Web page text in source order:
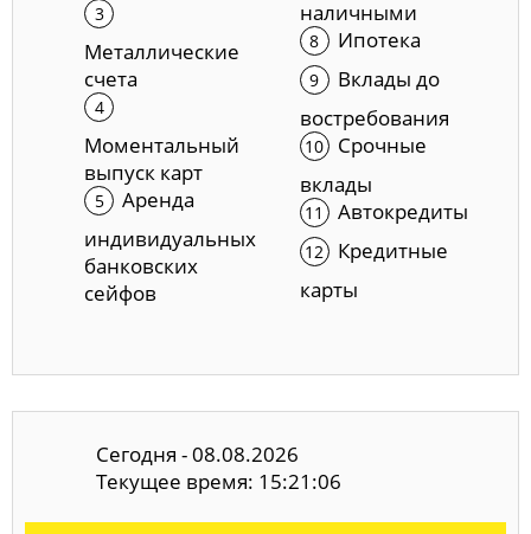
Металлические
счета
Моментальный
выпуск карт
Аренда
индивидуальных
банковских
сейфов
наличными
Ипотека
Вклады до
востребования
Срочные
вклады
Автокредиты
Кредитные
карты
Сегодня - 08.08.2026
Текущее время: 15:21:06